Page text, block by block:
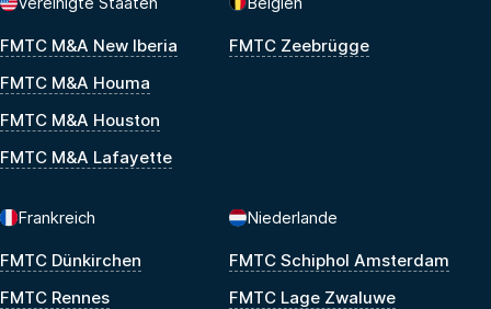
FMTC M&A New Iberia
FMTC M&A Houma
FMTC M&A Houston
FMTC M&A Lafayette
FMTC Zeebrügge
Frankreich
FMTC Dünkirchen
FMTC Rennes
Niederlande
FMTC Schiphol Amsterdam
FMTC Lage Zwaluwe